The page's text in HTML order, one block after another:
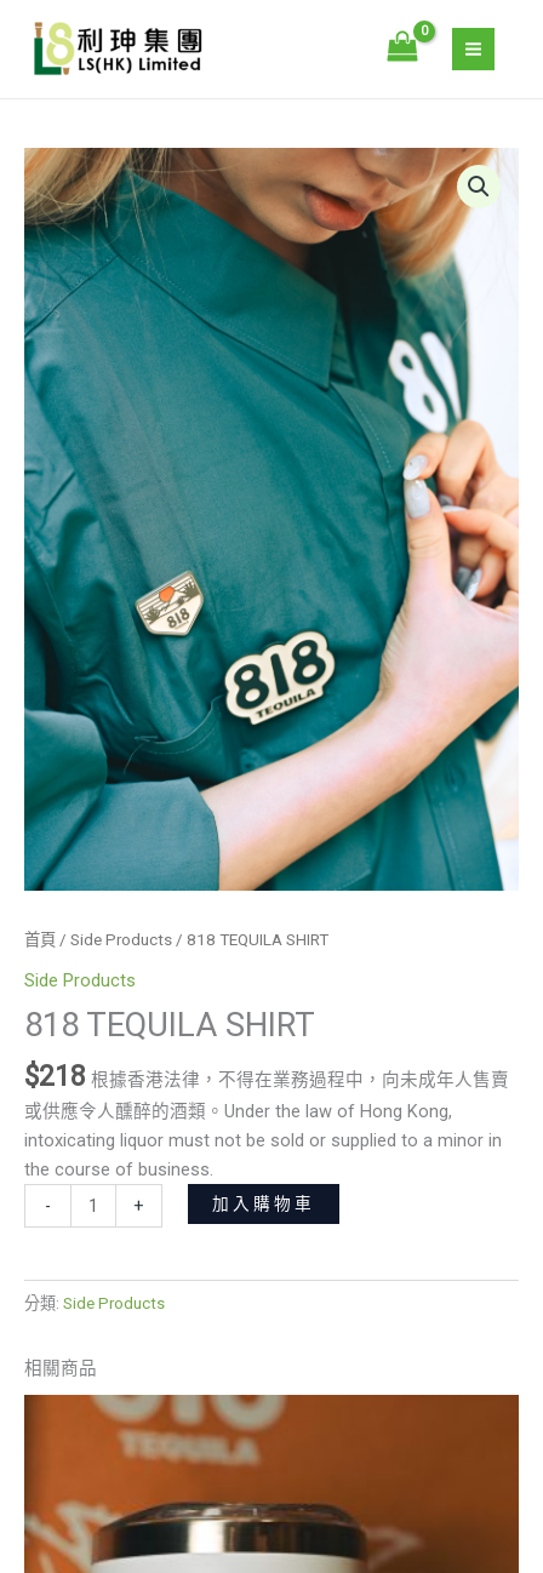
首頁 / Side Products / 818 TEQUILA SHIRT
Side Products
818 TEQUILA SHIRT
$218 根據香港法律，不得在業務過程中，向未成年人售賣
或供應令人醺醉的酒類。Under the law of Hong Kong,
intoxicating liquor must not be sold or supplied to a minor in
the course of business.
-
818
TEQUILA
SHIRT
數
量
+ 加入購物車
分類: Side Products
相關商品